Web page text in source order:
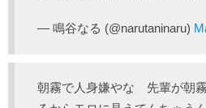
— 鳴谷なる (@narutaninaru)
朝霧で人身嫌やな 先輩が朝